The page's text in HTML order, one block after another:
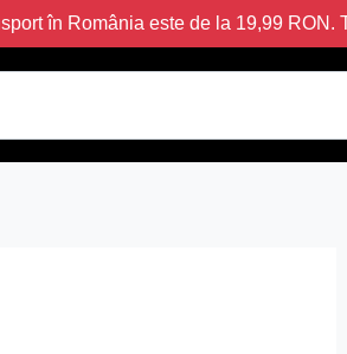
în România este de la 19,99